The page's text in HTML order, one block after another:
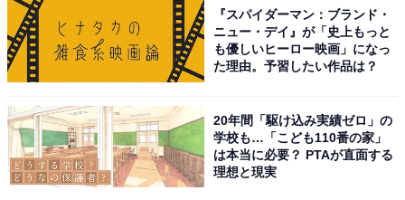
すると、売上の一部がオールアバウトに還元されること
があります
いもの部
Amazonのセール商品から売れ筋ランキングまで、毎日のお買いも
のがもっと楽しく、もっとお得になる情報をお届け。編集部員によ
『スパイダーマン：ブランド・
ニュー・デイ』が「史上もっと
も優しいヒーロー映画」になっ
た理由。予習したい作品は？
20年間「駆け込み実績ゼロ」の
学校も…「こども110番の家」
は本当に必要？ PTAが直面する
理想と現実